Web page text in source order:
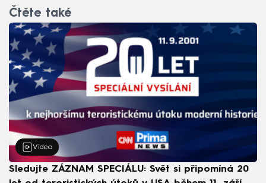
Čtěte také
Video
Sledujte ZÁZNAM SPECIÁLU: Svět si připomíná 20